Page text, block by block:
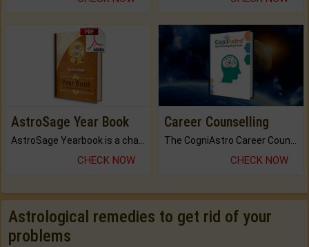
AstroSage Year Book
AstroSage Yearbook is a channel to fulfill your dreams and destiny.
CHECK NOW
Career Counselling
The CogniAstro Career Counselling Report is the most comprehensive report available on this topic.
CHECK NOW
Astrological remedies to get rid of your
problems